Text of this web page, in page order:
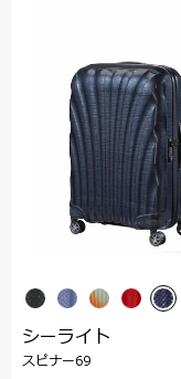
シーライト
スピナー69